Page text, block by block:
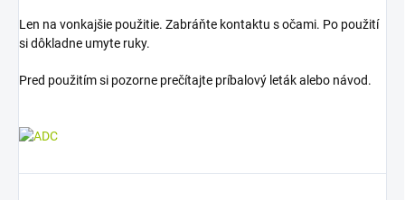
Len na vonkajšie použitie. Zabráňte kontaktu s očami. Po použití
si dôkladne umyte ruky.
Pred použitím si pozorne prečítajte príbalový leták alebo návod.